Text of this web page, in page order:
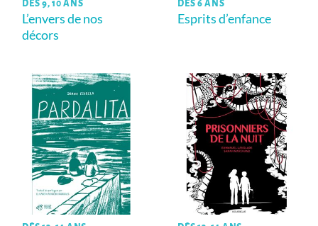
DÈS 9, 10 ANS
L’envers de nos
décors
DÈS 6 ANS
Esprits d’enfance